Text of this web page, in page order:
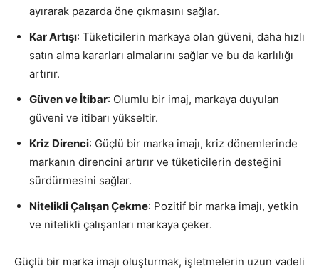
ayırarak pazarda öne çıkmasını sağlar.
Kar Artışı: Tüketicilerin markaya olan güveni, daha hızlı
satın alma kararları almalarını sağlar ve bu da karlılığı
artırır.
Güven ve İtibar: Olumlu bir imaj, markaya duyulan
güveni ve itibarı yükseltir.
Kriz Direnci: Güçlü bir marka imajı, kriz dönemlerinde
markanın direncini artırır ve tüketicilerin desteğini
sürdürmesini sağlar.
Nitelikli Çalışan Çekme: Pozitif bir marka imajı, yetkin
ve nitelikli çalışanları markaya çeker.
Güçlü bir marka imajı oluşturmak, işletmelerin uzun vadeli